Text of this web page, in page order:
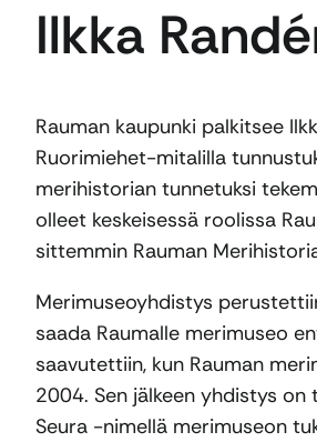
Ilkka
Rauman kaupunki palkitsee
Ruorimiehet-mitalilla
merihistorian tunnetuksi
olleet keskeisessä roolissa
sittemmin Rauman
Merimuseoyhdistys
saada Raumalle merimuseo
saavutettiin, kun Rauman
2004. Sen jälkeen yhdistys
Seura -nimellä merimuseon